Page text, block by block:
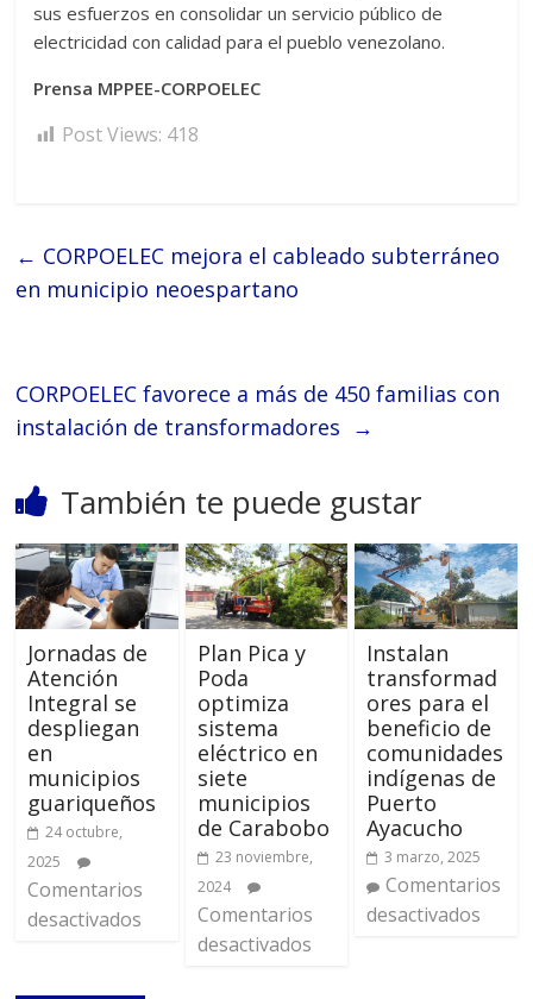
sus esfuerzos en consolidar un servicio público de
electricidad con calidad para el pueblo venezolano.
Prensa MPPEE-CORPOELEC
Post Views: 418
← CORPOELEC mejora el cableado subterráneo
en municipio neoespartano
CORPOELEC favorece a más de 450 familias con
instalación de transformadores →
También te puede gustar
Jornadas de
Atención
Integral se
despliegan
en
municipios
guariqueños
24 octubre,
2025
Comentarios
desactivados
Plan Pica y
Poda
optimiza
sistema
eléctrico en
siete
municipios
de Carabobo
23 noviembre,
2024
Comentarios
desactivados
Instalan
transformad
ores para el
beneficio de
comunidades
indígenas de
Puerto
Ayacucho
3 marzo, 2025
Comentarios
desactivados